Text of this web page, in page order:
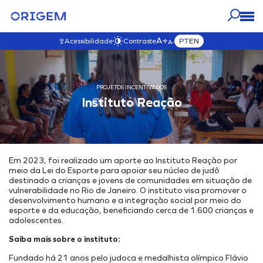
Acessibilidade ContrasteA+A- PTEN
A ORIGEM
VISITAR ESTA SEÇÃO
Quem Somos
Nosso Propósito e Valores
Nossa História
Nosso Time
Nossa Ética
Código de Ética
Canal de Ética
Política de SGI
NOSSOS
NEGÓCIOS
VISITAR ESTA SEÇÃO
NOSSOS ATIVOS
Mapa Interativo
E&P
Desenvolvimento & Produção
Comercialização
Soluções Energéticas Integradas
Parque de Geração de Energia
Interiorização do Gás
Hub Energético
NOSSO
IMPACTO
VISITAR ESTA SEÇÃO
Governança
Governança
Transparência
Nossos Compromissos
Ambiental
Mudanças Climáticas
Iniciativas Ambientais
IMPRENSA
VISITAR ESTA SEÇÃO
Blog
Notícias
Fale com a Origem
CARREIRAS
VISITAR ESTA SEÇÃO
Origem Carreiras
Venha para Nosso Time
PROJETOS INCENTIVADOS
Instituto Reação
Em 2023, foi realizado um aporte ao Instituto Reação por
meio da Lei do Esporte para apoiar seu núcleo de judô
destinado a crianças e jovens de comunidades em situação de
vulnerabilidade no Rio de Janeiro. O instituto visa promover o
desenvolvimento humano e a integração social por meio do
esporte e da educação, beneficiando cerca de 1.600 crianças e
adolescentes.
Saiba mais sobre o instituto:
Fundado há 21 anos pelo judoca e medalhista olímpico Flávio